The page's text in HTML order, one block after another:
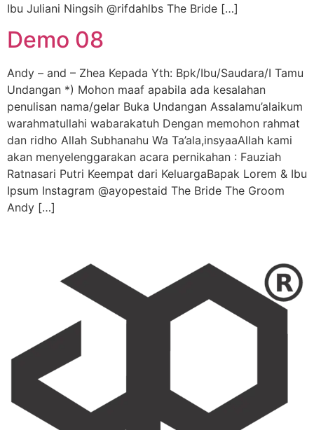
Ibu Juliani Ningsih @rifdahlbs The Bride […]
Demo 08
Andy – and – Zhea Kepada Yth: Bpk/Ibu/Saudara/I Tamu
Undangan *) Mohon maaf apabila ada kesalahan
penulisan nama/gelar Buka Undangan Assalamu’alaikum
warahmatullahi wabarakatuh Dengan memohon rahmat
dan ridho Allah Subhanahu Wa Ta’ala,insyaaAllah kami
akan menyelenggarakan acara pernikahan : Fauziah
Ratnasari Putri Keempat dari KeluargaBapak Lorem & Ibu
Ipsum Instagram @ayopestaid The Bride The Groom
Andy […]